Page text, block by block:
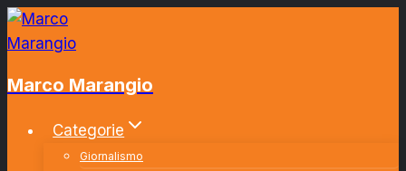
Salta
al
Marco Marangio
Categorie
Giornalismo